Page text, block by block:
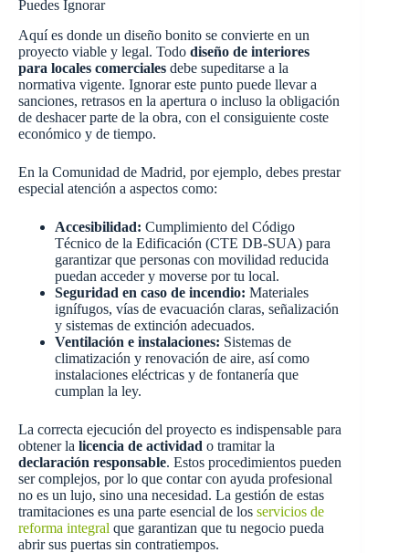
Puedes Ignorar
Aquí es donde un diseño bonito se convierte en un
proyecto viable y legal. Todo diseño de interiores
para locales comerciales debe supeditarse a la
normativa vigente. Ignorar este punto puede llevar a
sanciones, retrasos en la apertura o incluso la obligación
de deshacer parte de la obra, con el consiguiente coste
económico y de tiempo.
En la Comunidad de Madrid, por ejemplo, debes prestar
especial atención a aspectos como:
Accesibilidad: Cumplimiento del Código
Técnico de la Edificación (CTE DB-SUA) para
garantizar que personas con movilidad reducida
puedan acceder y moverse por tu local.
Seguridad en caso de incendio: Materiales
ignífugos, vías de evacuación claras, señalización
y sistemas de extinción adecuados.
Ventilación e instalaciones: Sistemas de
climatización y renovación de aire, así como
instalaciones eléctricas y de fontanería que
cumplan la ley.
La correcta ejecución del proyecto es indispensable para
obtener la licencia de actividad o tramitar la
declaración responsable. Estos procedimientos pueden
ser complejos, por lo que contar con ayuda profesional
no es un lujo, sino una necesidad. La gestión de estas
tramitaciones es una parte esencial de los servicios de
reforma integral que garantizan que tu negocio pueda
abrir sus puertas sin contratiempos.